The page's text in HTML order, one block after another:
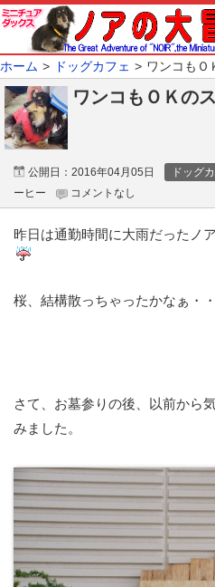
ホーム ドッグカフェ ワンコもＯ
ワンコもＯＫの
公開日： 2016年04月05日 ドッグ
ーヒー
コメントなし
昨日は通勤時間に大雨だったノ
桜、結構散っちゃったかなぁ・・
さて、お墓参りの後、以前から
みました。